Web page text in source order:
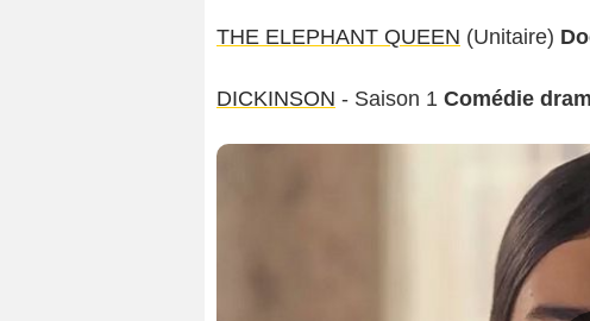
THE ELEPHANT QUEEN (Unitaire)
DICKINSON - Saison 1 Comédie